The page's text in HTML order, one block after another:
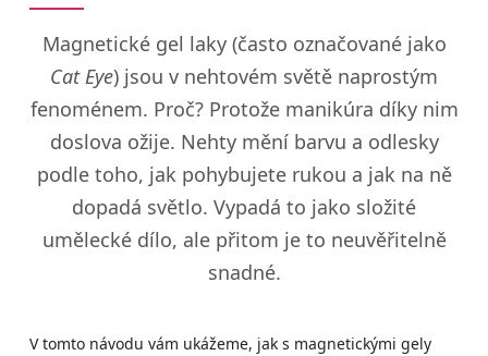
Magnetické gel laky (často označované jako
Cat Eye) jsou v nehtovém světě naprostým
fenoménem. Proč? Protože manikúra díky nim
doslova ožije. Nehty mění barvu a odlesky
podle toho, jak pohybujete rukou a jak na ně
dopadá světlo. Vypadá to jako složité
umělecké dílo, ale přitom je to neuvěřitelně
snadné.
V tomto návodu vám ukážeme, jak s magnetickými gely